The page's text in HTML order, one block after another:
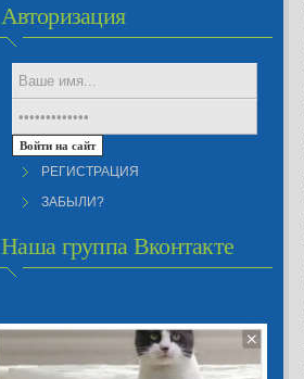
Авторизация
РЕГИСТРАЦИЯ
ЗАБЫЛИ?
Наша группа Вконтакте